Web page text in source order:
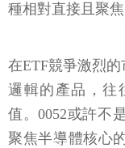
種相對直接且聚焦
在ETF競爭激烈
邏輯的產品，往
值。0052或許不
聚焦半導體核心